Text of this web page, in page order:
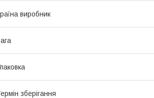
виробник
зберігання